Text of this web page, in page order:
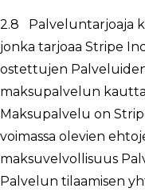
2.8 Palveluntarjoaja
jonka tarjoaa Stripe
ostettujen
maksupalvelun
Maksupalvelu on
voimassa olevien
maksuvelvollisuus
Palvelun tilaamisen